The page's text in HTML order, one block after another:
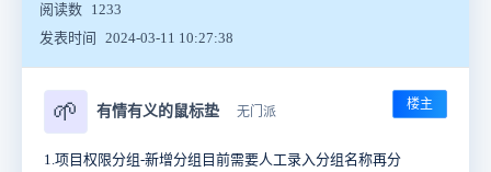
阅读数 1233
发表时间
2024-03-11 10:27:38
🌱 有情有义的鼠标垫 无门派 楼主
1.项目权限分组-新增分组目前需要人工录入分组名称再分